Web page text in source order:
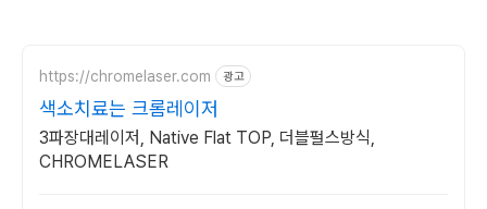
https://chromelaser.com 광고
색소치료는 크롬레이저
3파장대레이저, Native Flat TOP, 더블펄스방식,
CHROMELASER